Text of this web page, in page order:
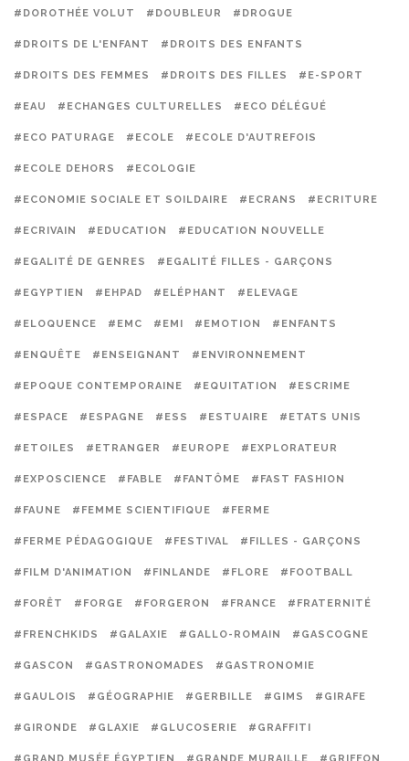
#DOROTHÉE VOLUT #DOUBLEUR #DROGUE
#DROITS DE L'ENFANT #DROITS DES ENFANTS
#DROITS DES FEMMES #DROITS DES FILLES #E-SPORT
#EAU #ECHANGES CULTURELLES #ECO DÉLÉGUÉ
#ECO PATURAGE #ECOLE #ECOLE D'AUTREFOIS
#ECOLE DEHORS #ECOLOGIE
#ECONOMIE SOCIALE ET SOILDAIRE #ECRANS #ECRITURE
#ECRIVAIN #EDUCATION #EDUCATION NOUVELLE
#EGALITÉ DE GENRES #EGALITÉ FILLES - GARÇONS
#EGYPTIEN #EHPAD #ELÉPHANT #ELEVAGE
#ELOQUENCE #EMC #EMI #EMOTION #ENFANTS
#ENQUÊTE #ENSEIGNANT #ENVIRONNEMENT
#EPOQUE CONTEMPORAINE #EQUITATION #ESCRIME
#ESPACE #ESPAGNE #ESS #ESTUAIRE #ETATS UNIS
#ETOILES #ETRANGER #EUROPE #EXPLORATEUR
#EXPOSCIENCE #FABLE #FANTÔME #FAST FASHION
#FAUNE #FEMME SCIENTIFIQUE #FERME
#FERME PÉDAGOGIQUE #FESTIVAL #FILLES - GARÇONS
#FILM D'ANIMATION #FINLANDE #FLORE #FOOTBALL
#FORÊT #FORGE #FORGERON #FRANCE #FRATERNITÉ
#FRENCHKIDS #GALAXIE #GALLO-ROMAIN #GASCOGNE
#GASCON #GASTRONOMADES #GASTRONOMIE
#GAULOIS #GÉOGRAPHIE #GERBILLE #GIMS #GIRAFE
#GIRONDE #GLAXIE #GLUCOSERIE #GRAFFITI